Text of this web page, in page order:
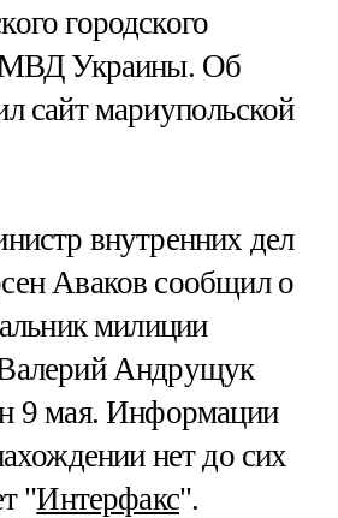
городского
МВД Украины. Об
сайт мариупольской
внутренних дел
Аваков сообщил о
милиции
Андрущук
9 мая. Информации
нет до сих
"Интерфакс".